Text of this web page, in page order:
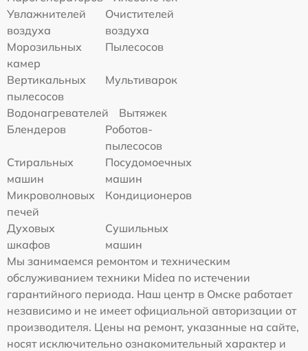
Увлажнителей
воздуха
Очистителей
воздуха
Морозильных
камер
Пылесосов
Вертикальных
пылесосов
Мультиварок
Водонагревателей
Вытяжек
Блендеров
Роботов-
пылесосов
Стиральных
машин
Посудомоечных
машин
Микроволновых
печей
Кондиционеров
Духовых
шкафов
Сушильных
машин
Мы занимаемся ремонтом и техническим
обслуживанием техники Midea по истечении
гарантийного периода. Наш центр в Омске работает
независимо и не имеет официальной авторизации от
производителя. Цены на ремонт, указанные на сайте,
носят исключительно ознакомительный характер и